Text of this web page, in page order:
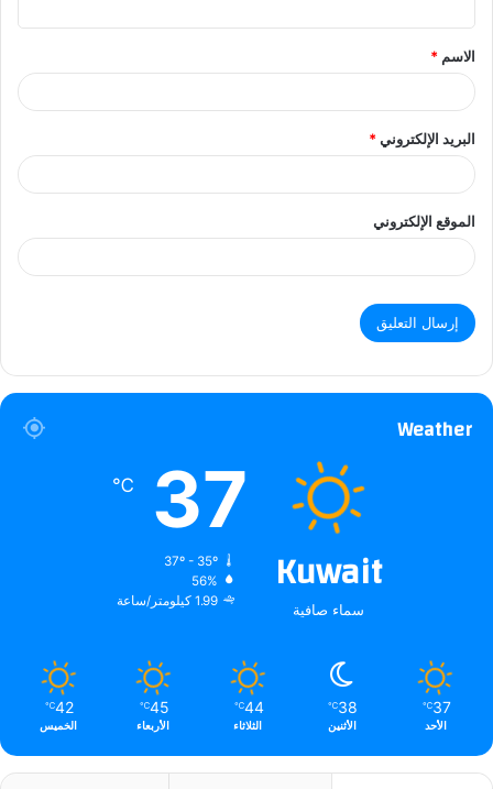
ق
الاسم *
البريد الإلكتروني*
الموقع الإلكتروني
Weather
Kuwait
سماء صافية
37
℃
37º - 35º
56%
1.99 كيلومتر/ساعة
37
℃
الأحد
38
℃
الأثنين
44
℃
الثلاثاء
45
℃
الأربعاء
42
℃
الخميس